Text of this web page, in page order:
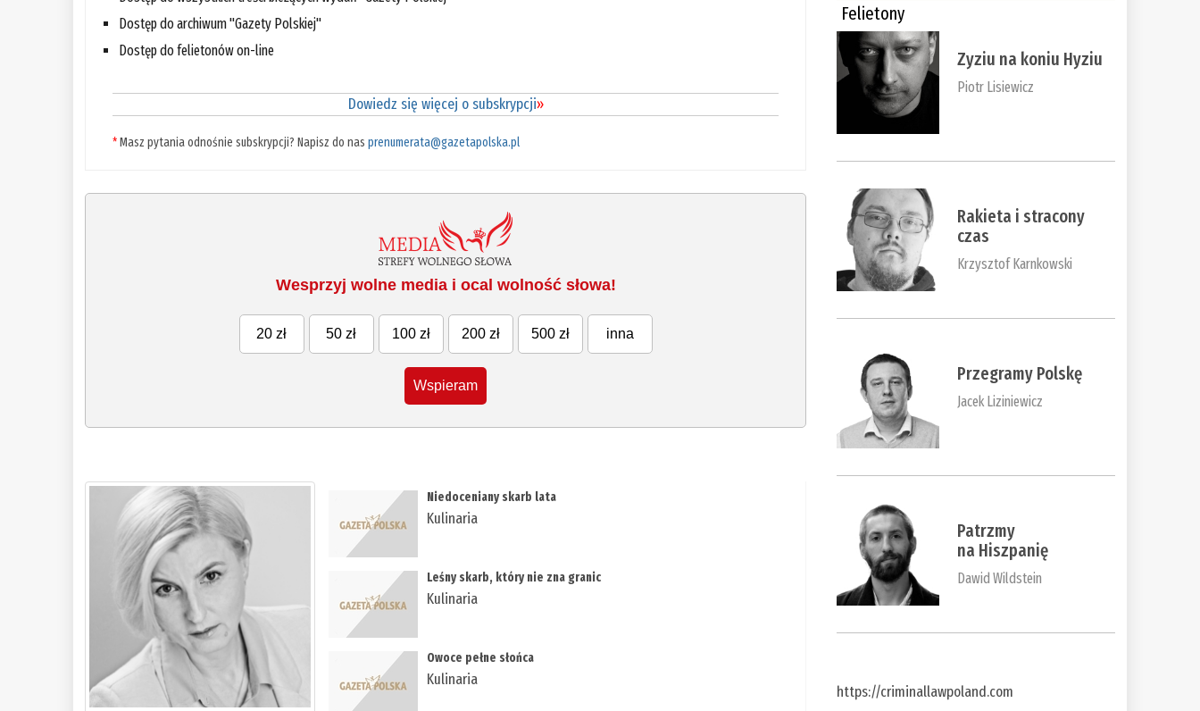
Dostęp do archiwum "Gazety Polskiej"
Dostęp do felietonów on-line
Dowiedz się więcej o subskrypcji»
*Masz pytania odnośnie subskrypcji? Napisz do nasprenumerata@gazetapolska.pl
Wesprzyj wolne media i ocal wolność słowa!
20 zł 50 zł 100 zł 200 zł 500 zł inna
Wspieram
Niedoceniany skarb lata
Kulinaria
Leśny skarb, który nie zna granic
Kulinaria
Owoce pełne słońca
Kulinaria
Felietony
Zyziu na koniu Hyziu
Piotr Lisiewicz
Rakieta i stracony
czas
Krzysztof Karnkowski
Przegramy Polskę
Jacek Liziniewicz
Patrzmy
na Hiszpanię
Dawid Wildstein
https://criminallawpoland.com